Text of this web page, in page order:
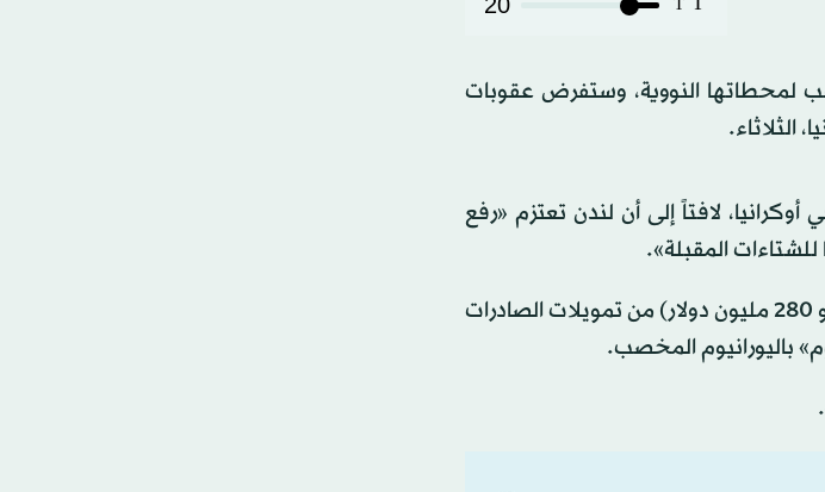
لمحطاتها النووية، وستفرض عقوبات
لافتاً إلى أن لندن تعتزم «رفع
المقبلة».
وأفادت رئاسة الحكومة البريطانية، في بيانها، بأن نحو 210 ملايين جنيه إسترليني (نحو 280 مليون دولار) من تمويلات الصادرات
باليورانيوم المخصب.